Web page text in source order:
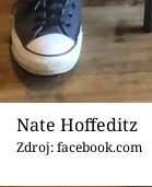
Nate Hoffeditz
Zdroj: facebook.com